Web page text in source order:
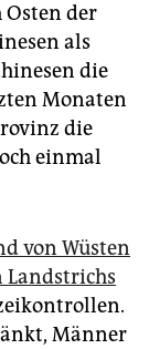
Osten der
als
die
Monaten
die
einmal
von Wüsten
Landstrichs
Männer